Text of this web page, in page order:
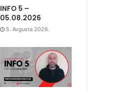
INFO 5 –
05.08.2026
5. Avgusta 2026.